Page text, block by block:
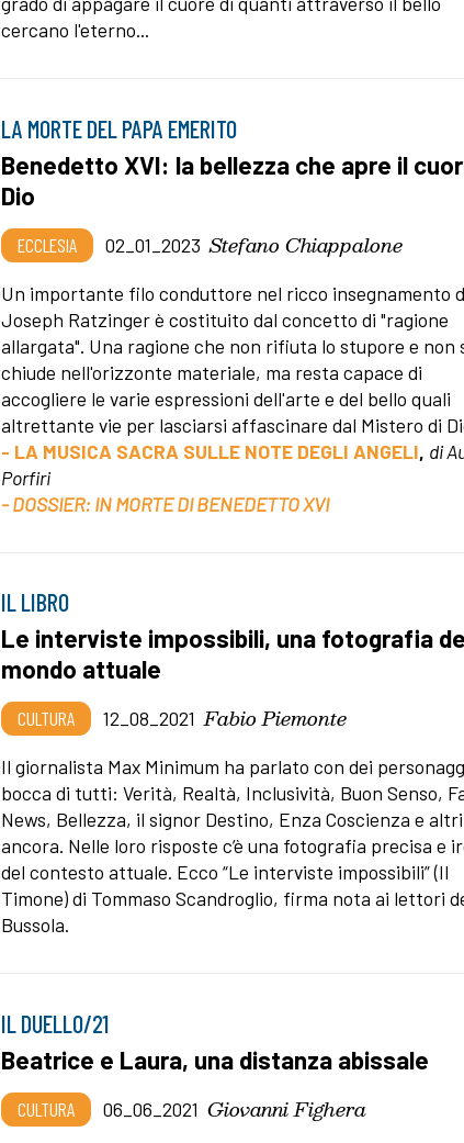
cercano l'eterno...
LA MORTE DEL PAPA EMERITO
Benedetto XVI: la bellezza che apre il
Dio
ECCLESIA 02_01_2023 Stefano Chiappalone
Un importante filo conduttore nel ricco insegnamento
Joseph Ratzinger è costituito dal concetto di "ragione
allargata". Una ragione che non rifiuta lo stupore e non
chiude nell'orizzonte materiale, ma resta capace di
accogliere le varie espressioni dell'arte e del bello quali
altrettante vie per lasciarsi affascinare dal Mistero di
- LA MUSICA SACRA SULLE NOTE DEGLI ANGELI, di
Porfiri
- DOSSIER: IN MORTE DI BENEDETTO XVI
IL LIBRO
Le interviste impossibili, una fotografia
mondo attuale
CULTURA 12_08_2021 Fabio Piemonte
Il giornalista Max Minimum ha parlato con dei
bocca di tutti: Verità, Realtà, Inclusività, Buon Senso,
News, Bellezza, il signor Destino, Enza Coscienza e altri
ancora. Nelle loro risposte c’è una fotografia precisa e
del contesto attuale. Ecco “Le interviste impossibili” (Il
Timone) di Tommaso Scandroglio, firma nota ai lettori
Bussola.
IL DUELLO/21
Beatrice e Laura, una distanza abissale
CULTURA 06_06_2021 Giovanni Fighera